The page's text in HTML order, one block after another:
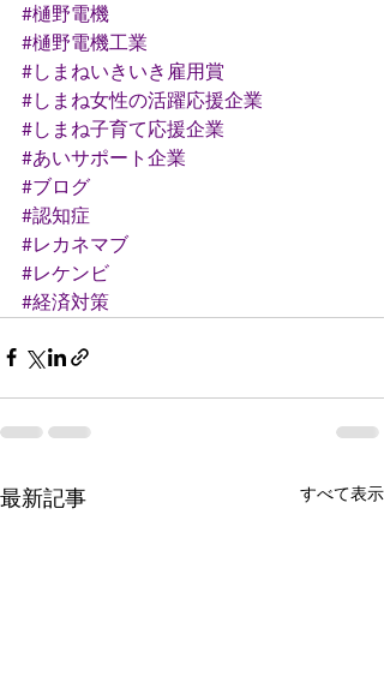
#樋野電機
#樋野電機工業
#しまねいきいき雇用賞
#しまね女性の活躍応援企業
#しまね子育て応援企業
#あいサポート企業
#ブログ
#認知症
#レカネマブ
#レケンビ
#経済対策
最新記事 すべて表示